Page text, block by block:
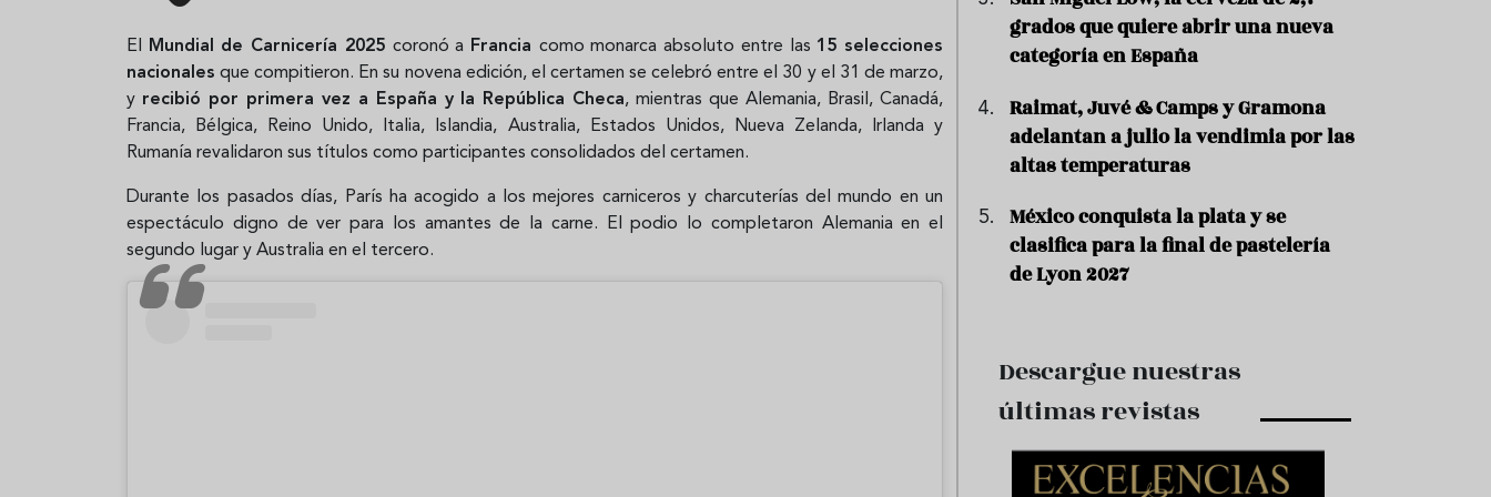
s
r
a
n
F
n
El Mundial de Carnicería 2025 coronó a Francia como monarca absoluto entre las 15 selecciones
nacionales que compitieron. En su novena edición, el certamen se celebró entre el 30 y el 31 de marzo,
y recibió por primera vez a España y la República Checa, mientras que Alemania, Brasil, Canadá,
Francia, Bélgica, Reino Unido, Italia, Islandia, Australia, Estados Unidos, Nueva Zelanda, Irlanda y
Rumanía revalidaron sus títulos como participantes consolidados del certamen.
Durante los pasados días, París ha acogido a los mejores carniceros y charcuterías del mundo en un
espectáculo digno de ver para los amantes de la carne. El podio lo completaron Alemania en el
segundo lugar y Australia en el tercero.
grados que quiere abrir una nueva
categoría en España
Raimat, Juvé & Camps y Gramona
adelantan a julio la vendimia por las
altas temperaturas
México conquista la plata y se
clasifica para la final de pastelería
de Lyon 2027
Descargue nuestras
últimas revistas